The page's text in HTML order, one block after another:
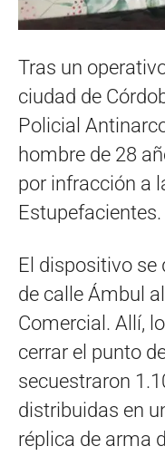
Tras un
ciudad de
Policial
hombre de 28
por infracción a
Estupefacientes.
El dispositivo se
de calle Ámbul
Comercial. Allí,
cerrar el punto
secuestraron
distribuidas en
réplica de arma